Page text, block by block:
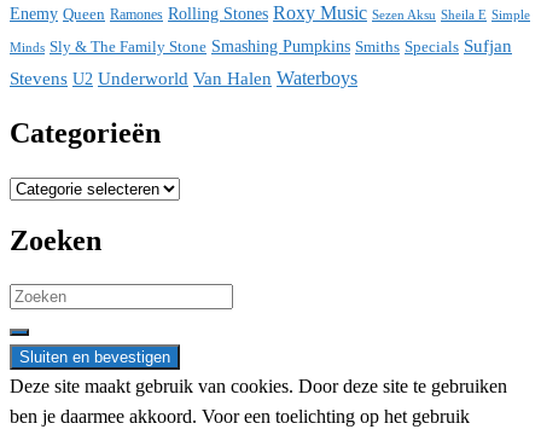
Enemy Queen Ramones Rolling Stones Roxy Music Sezen Aksu Sheila E Simple
Minds Sly & The Family Stone Smashing Pumpkins Smiths Specials Sufjan
Stevens U2 Underworld Van Halen Waterboys
Categorieën
Categorieën
Zoeken
Search
for:
Deze site maakt gebruik van cookies. Door deze site te gebruiken
ben je daarmee akkoord. Voor een toelichting op het gebruik